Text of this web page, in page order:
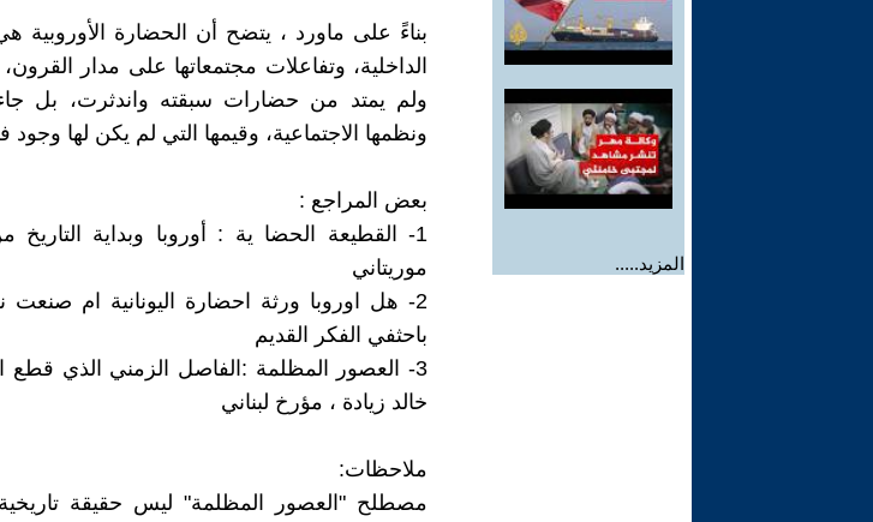
المزيد.....
بناءً على ماورد ، يتضح أن الحضارة الأوروبية
الداخلية، وتفاعلات مجتمعاتها على مدار
ولم يمتد من حضارات سبقته واندثرت، بل جاء
ونظمها الاجتماعية، وقيمها التي لم يكن لها
بعض المراجع :
1- القطيعة الحضا ية : أوروبا وبداية
موريتاني
2- هل اوروبا ورثة احضارة اليونانية ام
باحثفي الفكر القديم
3- العصور المظلمة :الفاصل الزمني الذي قطع
خالد زيادة ، مؤرخ لبناني
ملاحظات:
مصطلح "العصور المظلمة" ليس حقيقة